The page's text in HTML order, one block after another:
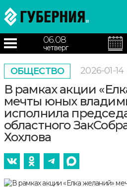
06.08
четверг
ОБЩЕСТВО 2026-01-14
В рамках акции
мечты юных
исполнила
областного
Хохлова